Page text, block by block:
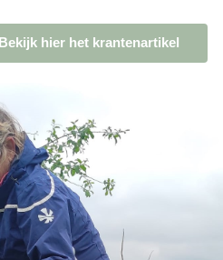
Bekijk hier het krantenartikel